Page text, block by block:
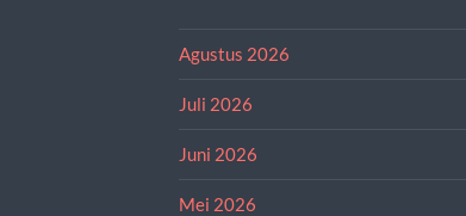
Agustus 2026
Juli 2026
Juni 2026
Mei 2026